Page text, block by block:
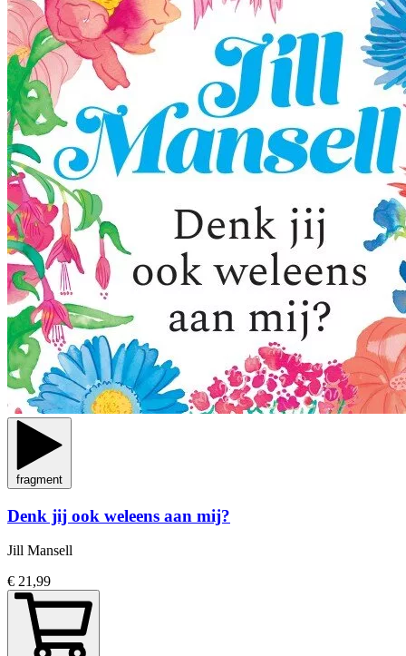
fragment
Denk jij ook weleens aan mij?
Jill Mansell
€ 21,99